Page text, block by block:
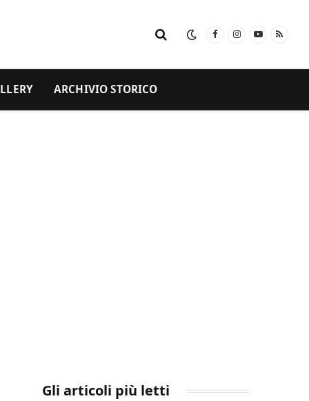
FacebookInstagram
YouTube
RSS
ARCHIVIO STORICO
Gli articoli più letti